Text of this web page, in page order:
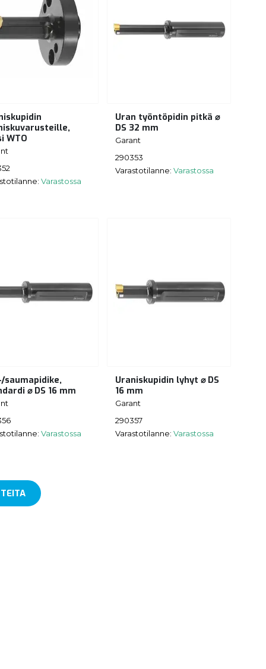
WTO
Varastossa
Uran työntöpidin pitkä ⌀
DS 32 mm
Garant
290353
Varastotilanne: Varastossa
saumapidike,
⌀ DS 16 mm
Varastossa
Uraniskupidin lyhyt ⌀ DS
16 mm
Garant
290357
Varastotilanne: Varastossa